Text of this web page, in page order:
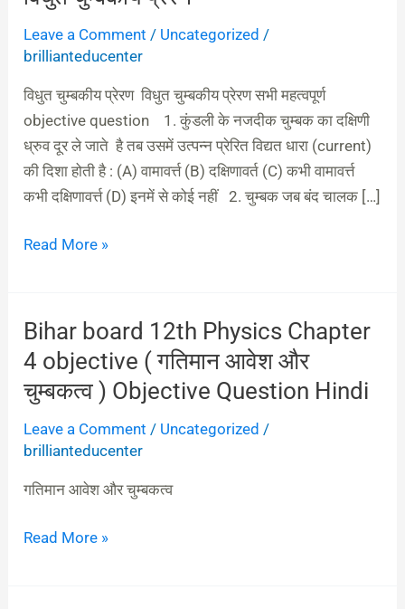
Leave a Comment / Uncategorized /
brillianteducenter
विधुत चुम्बकीय प्रेरण विधुत चुम्बकीय प्रेरण सभी महत्वपूर्ण
objective question 1. कुंडली के नजदीक चुम्बक का दक्षिणी
ध्रुव दूर ले जाते है तब उसमें उत्पन्न प्रेरित विद्यत धारा (current)
की दिशा होती है : (A) वामावर्त्त (B) दक्षिणावर्त (C) कभी वामावर्त्त
कभी दक्षिणावर्त्त (D) इनमें से कोई नहीं 2. चुम्बक जब बंद चालक […]
प्रेरण
Read More »
Bihar board 12th Physics Chapter
4 objective ( गतिमान आवेश और
चुम्बकत्व ) Objective Question Hindi
Leave a Comment / Uncategorized /
brillianteducenter
गतिमान आवेश और चुम्बकत्व
Bihar
board
Physics
Chapter
4
objective
गतिमान
Read More »